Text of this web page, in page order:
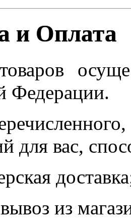
и Оплата
Федерации.
для вас,
из